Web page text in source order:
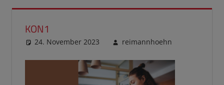
KON1
24. November 2023 reimannhoehn